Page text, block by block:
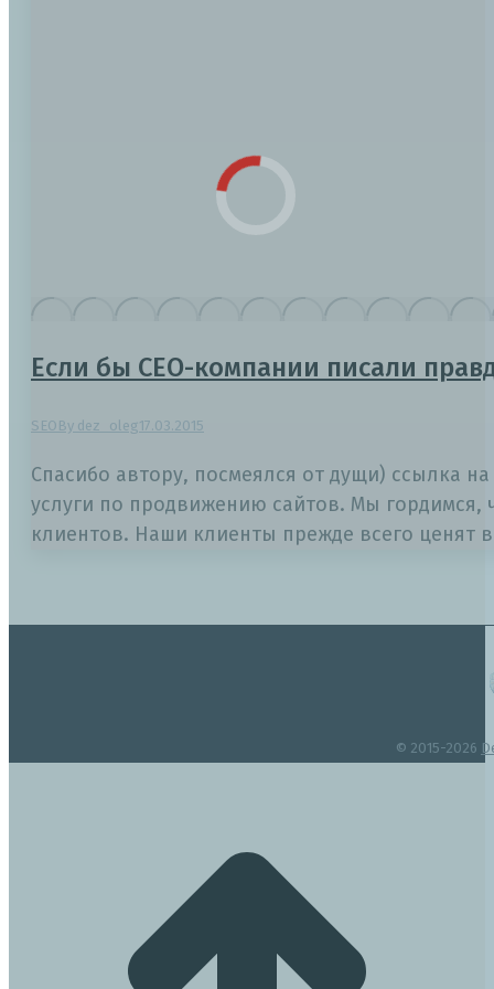
Если бы СЕО-компании писали
SEO By dez_oleg 17.03.2015
Спасибо автору, посмеялся от дущи) ссылка
услуги по продвижению сайтов. Мы гордимся,
клиентов. Наши клиенты прежде всего ценят
© 2015-2026